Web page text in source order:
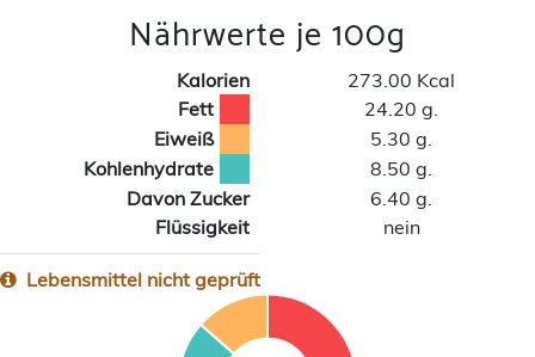
Nährwerte je 100g
Kalorien
273.00 Kcal
Fett
24.20 g.
Eiweiß
5.30 g.
Kohlenhydrate
8.50 g.
Davon Zucker
6.40 g.
Flüssigkeit
nein
Lebensmittel nicht geprüft